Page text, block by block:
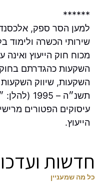
******
למען הסר ספק,
שירותי הכשרה ולימוד
מכוח חוק הייעוץ ואינה
השקעות כהגדרתם
השקעות, שיווק השקעות
תשנ״ה –
עיסוקים הפטורים
הייעוץ.
חדשות
כל מה שמעניין